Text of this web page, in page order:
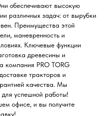
обеспечивают высокую
различных задач: от вырубки
Преимущества этой
маневренность и
Ключевые функции
древесины и
компания PRO TORG
тракторов и
качества. Мы
успешной работы!
офисе, и вы получите